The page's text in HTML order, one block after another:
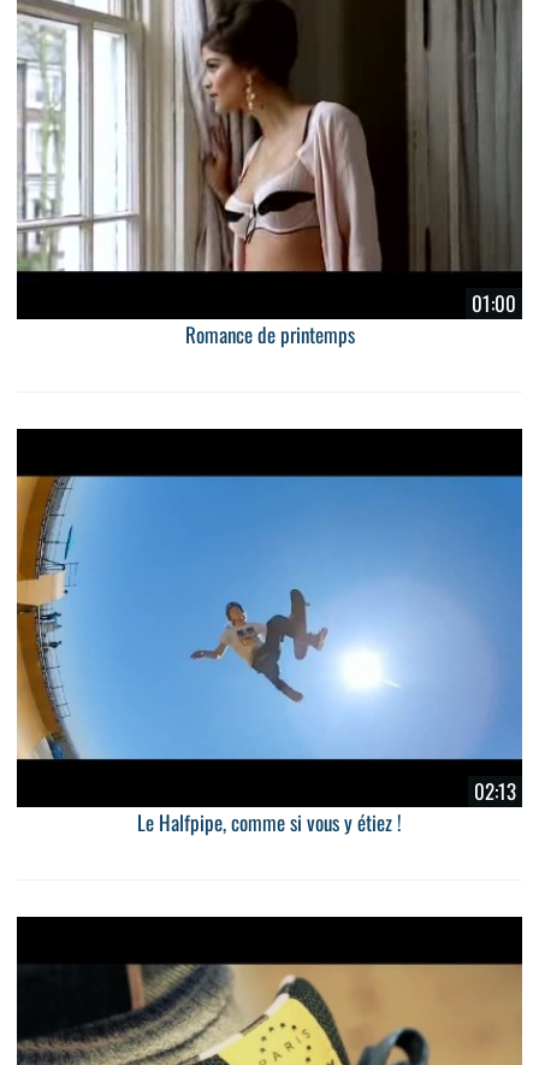
01:00
Romance de printemps
02:13
Le Halfpipe, comme si vous y étiez !